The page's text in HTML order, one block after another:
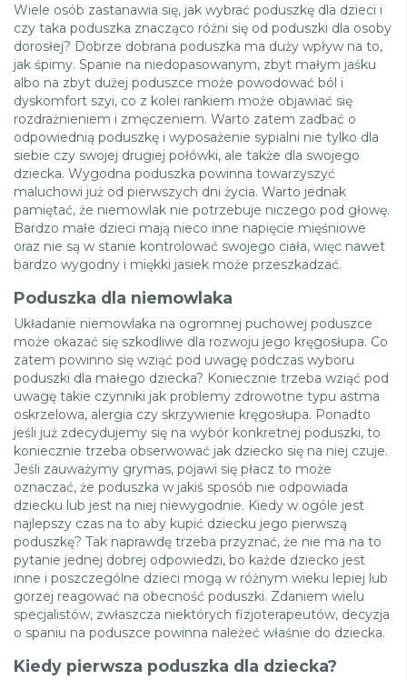
Wiele osób zastanawia się, jak wybrać poduszkę dla dzieci i
czy taka poduszka znacząco różni się od poduszki dla osoby
dorosłej? Dobrze dobrana poduszka ma duży wpływ na to,
jak śpimy. Spanie na niedopasowanym, zbyt małym jaśku
albo na zbyt dużej poduszce może powodować ból i
dyskomfort szyi, co z kolei rankiem może objawiać się
rozdrażnieniem i zmęczeniem. Warto zatem zadbać o
odpowiednią poduszkę i wyposażenie sypialni nie tylko dla
siebie czy swojej drugiej połówki, ale także dla swojego
dziecka. Wygodna poduszka powinna towarzyszyć
maluchowi już od pierwszych dni życia. Warto jednak
pamiętać, że niemowlak nie potrzebuje niczego pod głowę.
Bardzo małe dzieci mają nieco inne napięcie mięśniowe
oraz nie są w stanie kontrolować swojego ciała, więc nawet
bardzo wygodny i miękki jasiek może przeszkadzać.
Poduszka dla niemowlaka
Układanie niemowlaka na ogromnej puchowej poduszce
może okazać się szkodliwe dla rozwoju jego kręgosłupa. Co
zatem powinno się wziąć pod uwagę podczas wyboru
poduszki dla małego dziecka? Koniecznie trzeba wziąć pod
uwagę takie czynniki jak problemy zdrowotne typu astma
oskrzelowa, alergia czy skrzywienie kręgosłupa. Ponadto
jeśli już zdecydujemy się na wybór konkretnej poduszki, to
koniecznie trzeba obserwować jak dziecko się na niej czuje.
Jeśli zauważymy grymas, pojawi się płacz to może
oznaczać, że poduszka w jakiś sposób nie odpowiada
dziecku lub jest na niej niewygodnie. Kiedy w ogóle jest
najlepszy czas na to aby kupić dziecku jego pierwszą
poduszkę? Tak naprawdę trzeba przyznać, że nie ma na to
pytanie jednej dobrej odpowiedzi, bo każde dziecko jest
inne i poszczególne dzieci mogą w różnym wieku lepiej lub
gorzej reagować na obecność poduszki. Zdaniem wielu
specjalistów, zwłaszcza niektórych fizjoterapeutów, decyzja
o spaniu na poduszce powinna należeć właśnie do dziecka.
Kiedy pierwsza poduszka dla dziecka?